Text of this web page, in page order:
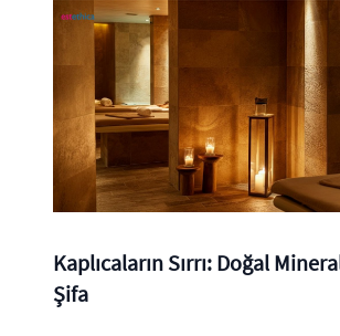
Kaplıcaların Sırrı: Doğal
Şifa